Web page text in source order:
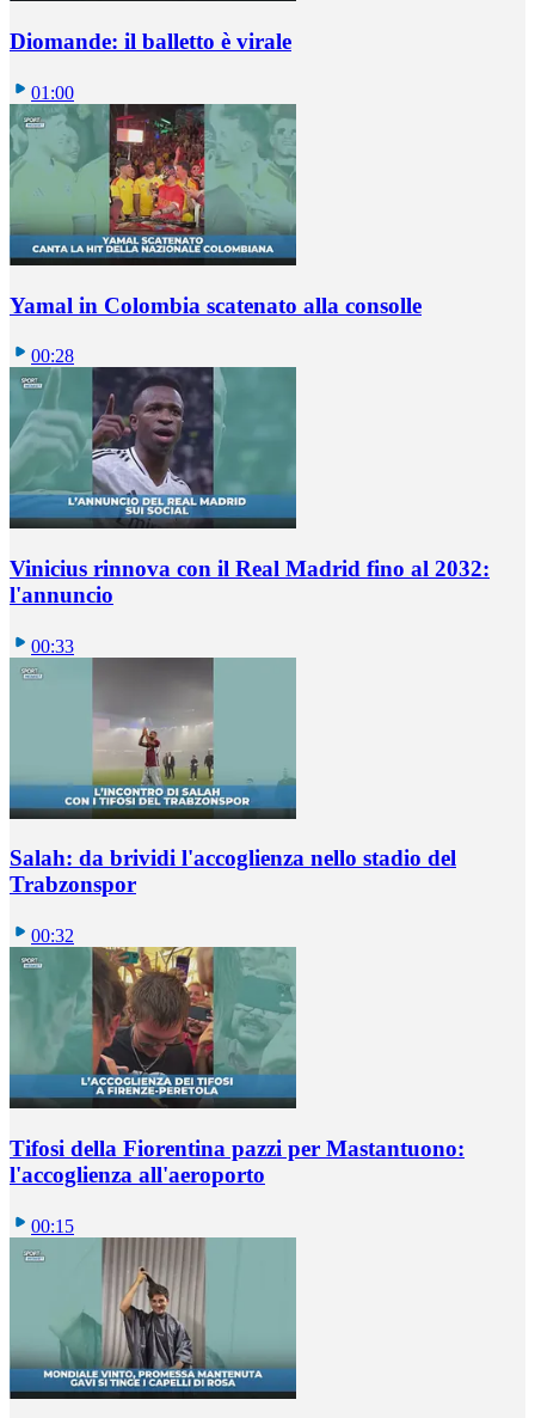
Diomande: il balletto è virale
01:00
Yamal in Colombia scatenato alla consolle
00:28
Vinicius rinnova con il Real Madrid fino al 2032:
l'annuncio
00:33
Salah: da brividi l'accoglienza nello stadio del
Trabzonspor
00:32
Tifosi della Fiorentina pazzi per Mastantuono:
l'accoglienza all'aeroporto
00:15